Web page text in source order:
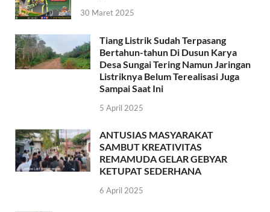
30 Maret 2025
Tiang Listrik Sudah Terpasang
Bertahun-tahun Di Dusun Karya
Desa Sungai Tering Namun Jaringan
Listriknya Belum Terealisasi Juga
Sampai Saat Ini
5 April 2025
ANTUSIAS MASYARAKAT
SAMBUT KREATIVITAS
REMAMUDA GELAR GEBYAR
KETUPAT SEDERHANA
6 April 2025